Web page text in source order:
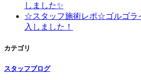
しました✨
☆スタッフ施術レポ☆ゴルゴラ
入しました！
カテゴリ
スタッフブログ